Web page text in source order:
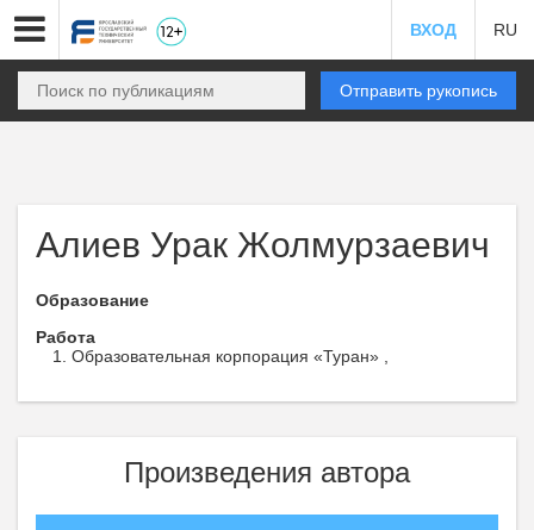
ВХОД RU
Отправить рукопись
Алиев Урак Жолмурзаевич
Образование
Работа
Образовательная корпорация «Туран» ,
Произведения автора